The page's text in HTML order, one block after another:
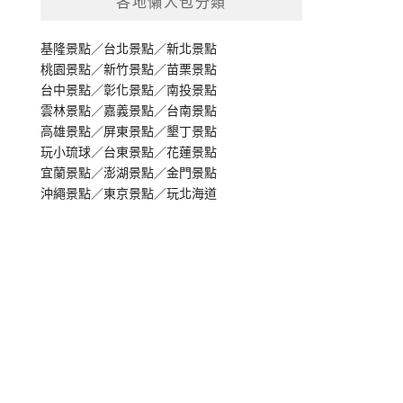
基隆景點／台北景點／新北景點
桃園景點／新竹景點／苗栗景點
台中景點／彰化景點／南投景點
雲林景點／嘉義景點／台南景點
高雄景點／屏東景點／墾丁景點
玩小琉球／台東景點／花蓮景點
宜蘭景點／澎湖景點／金門景點
沖繩景點／東京景點／玩北海道